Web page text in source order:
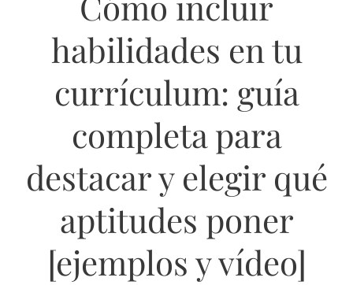
habilidades en tu
currículum: guía
completa para
destacar y elegir qué
aptitudes poner
[ejemplos y vídeo]